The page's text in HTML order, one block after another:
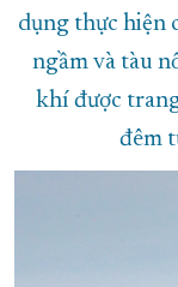
dụng thực hiện
ngầm và tàu
khí được
đêm